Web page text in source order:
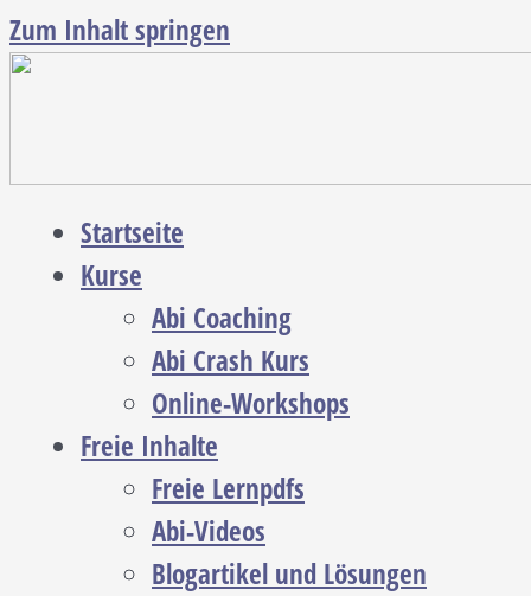
Zum Inhalt springen
Startseite
Kurse
Abi Coaching
Abi Crash Kurs
Online-Workshops
Freie Inhalte
Freie Lernpdfs
Abi-Videos
Blogartikel und Lösungen